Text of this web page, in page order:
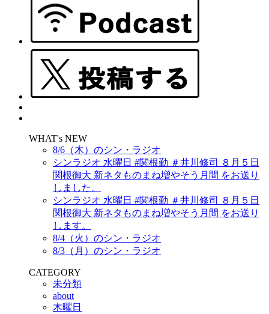
WHAT's NEW
8/6（木）のシン・ラジオ
シンラジオ 水曜日 #関根勤 ＃井川修司 ８月５日
関根御大 新ネタものまね増やそう月間 をお送り
しました。
シンラジオ 水曜日 #関根勤 ＃井川修司 ８月５日
関根御大 新ネタものまね増やそう月間 をお送り
します。
8/4（火）のシン・ラジオ
8/3（月）のシン・ラジオ
CATEGORY
未分類
about
木曜日